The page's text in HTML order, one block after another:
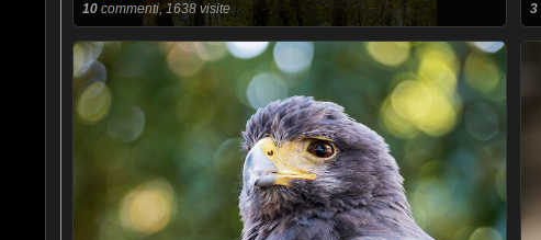
10commenti, 1638 visite
3